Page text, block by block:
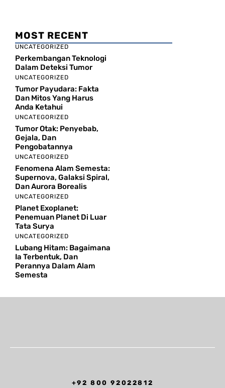
MOST RECENT
UNCATEGORIZED
Perkembangan Teknologi
Dalam Deteksi Tumor
UNCATEGORIZED
Tumor Payudara: Fakta
Dan Mitos Yang Harus
Anda Ketahui
UNCATEGORIZED
Tumor Otak: Penyebab,
Gejala, Dan
Pengobatannya
UNCATEGORIZED
Fenomena Alam Semesta:
Supernova, Galaksi Spiral,
Dan Aurora Borealis
UNCATEGORIZED
Planet Exoplanet:
Penemuan Planet Di Luar
Tata Surya
UNCATEGORIZED
Lubang Hitam: Bagaimana
Ia Terbentuk, Dan
Perannya Dalam Alam
Semesta
+92 800 92022812